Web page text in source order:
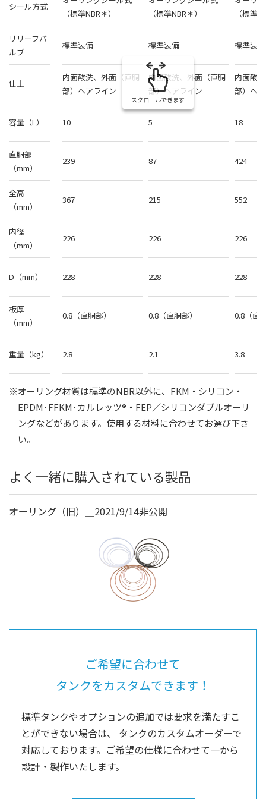
シール方式
（標準NBR＊）
（標準NBR＊）
（標準
リリーフバ
ルブ
標準装備 標準装備 標準装備
仕上
内面酸洗、外面（直胴
部）ヘアライン
内面酸洗、外面（直胴
部）ヘアライン
内面酸
部）ヘ
容量（L） 10 5 18
直胴部
（mm）
239 87 424
全高
（mm）
367 215 552
内径
（mm）
226 226 226
D（mm） 228 228 228
板厚
（mm）
0.8（直胴部） 0.8（直胴部） 0.8（直
重量（kg） 2.8 2.1 3.8
スクロールできます
※オーリング材質は標準のNBR以外に、FKM・シリコン・
EPDM･FFKM･カルレッツ®・FEP／シリコンダブルオーリ
ングなどがあります。 使用する材料に合わせてお選び下さ
い。
よく一緒に購入されている製品
オーリング（旧）＿2021/9/14非公開
ご希望に合わせて
タンクをカスタムできます！
標準タンクやオプションの追加では要求を満たすこ
とができない場合は、 タンクのカスタムオーダーで
対応しております。ご希望の仕様に合わせて一から
設計・製作いたします。